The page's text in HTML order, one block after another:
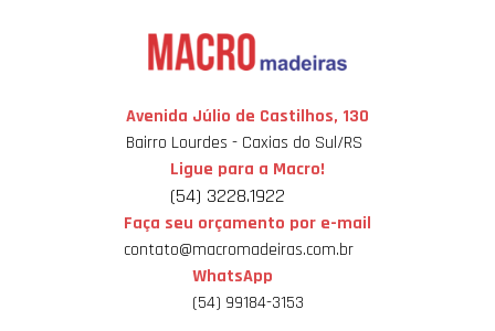
Avenida Júlio de Castilhos, 130
Bairro Lourdes - Caxias do Sul/RS
Ligue para a Macro!
(54) 3228.1922
Faça seu orçamento por e-mail
contato@macromadeiras.com.br
WhatsApp
(54) 99184-3153